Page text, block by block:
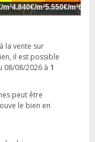
ofOpenStreetMap
m²4.840€/m²5.550€/m²
la vente sur
il est possible
08/08/2026 à 1
peut être
le bien en